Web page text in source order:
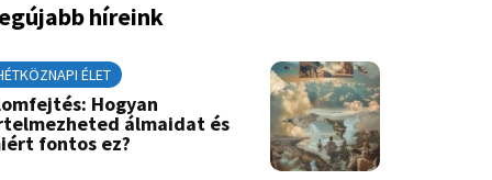
híreink
ÉLET
Hogyan
álmaidat és
fontos ez?